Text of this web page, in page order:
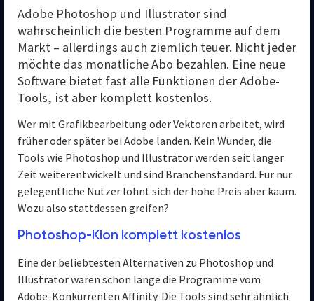
Adobe Photoshop und Illustrator sind
wahrscheinlich die besten Programme auf dem
Markt – allerdings auch ziemlich teuer. Nicht jeder
möchte das monatliche Abo bezahlen. Eine neue
Software bietet fast alle Funktionen der Adobe-
Tools, ist aber komplett kostenlos.
Wer mit Grafikbearbeitung oder Vektoren arbeitet, wird
früher oder später bei Adobe landen. Kein Wunder, die
Tools wie Photoshop und Illustrator werden seit langer
Zeit weiterentwickelt und sind Branchenstandard. Für nur
gelegentliche Nutzer lohnt sich der hohe Preis aber kaum.
Wozu also stattdessen greifen?
Photoshop-Klon komplett kostenlos
Eine der beliebtesten Alternativen zu Photoshop und
Illustrator waren schon lange die Programme vom
Adobe-Konkurrenten Affinity. Die Tools sind sehr ähnlich